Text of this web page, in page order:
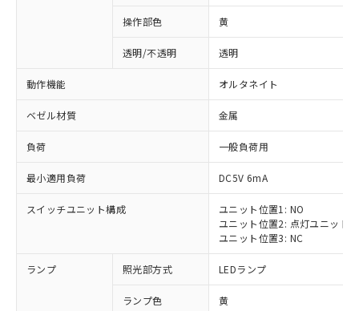
操作部色 黄
透明/不透明 透明
動作機能 オルタネイト
ベゼル材質 金属
負荷 一般負荷用
最小適用負荷 DC5V 6mA
スイッチユニット構成
ユニット位置1: NO
ユニット位置2: 点灯ユニット
ユニット位置3: NC
ランプ 照光部方式 LEDランプ
ランプ色 黄